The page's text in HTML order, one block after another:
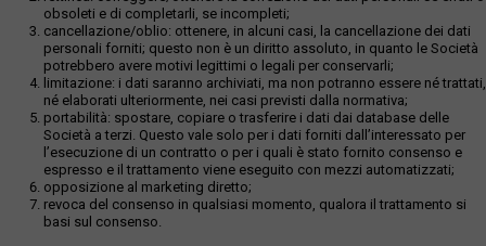
obsoleti e di completarli, se incompleti;
cancellazione/oblio: ottenere, in alcuni casi, la cancellazione dei dati
personali forniti; questo non è un diritto assoluto, in quanto le Società
potrebbero avere motivi legittimi o legali per conservarli;
limitazione: i dati saranno archiviati, ma non potranno essere né trattati,
né elaborati ulteriormente, nei casi previsti dalla normativa;
portabilità: spostare, copiare o trasferire i dati dai database delle
Società a terzi. Questo vale solo per i dati forniti dall’interessato per
l’esecuzione di un contratto o per i quali è stato fornito consenso e
espresso e il trattamento viene eseguito con mezzi automatizzati;
opposizione al marketing diretto;
revoca del consenso in qualsiasi momento, qualora il trattamento si
basi sul consenso.